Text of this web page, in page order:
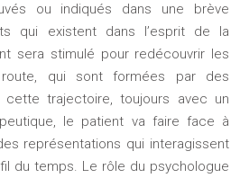
ou indiqués dans une brève
qui existent dans l’esprit de la
sera stimulé pour redécouvrir les
qui sont formées par des
trajectoire, toujours avec un
le patient va faire face à
représentations qui interagissent
du temps. Le rôle du psychologue